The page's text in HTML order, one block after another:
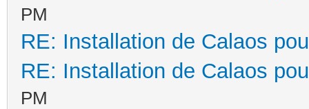
PM
RE: Installation de Calaos
RE: Installation de Calaos
PM